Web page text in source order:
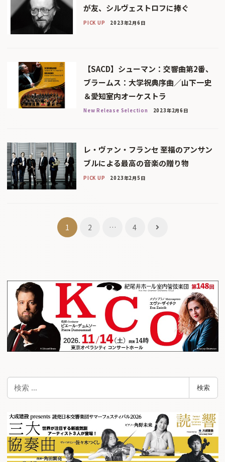
が友、シルヴェストロフに捧ぐ
PICK UP 2023年2月6日
【SACD】シューマン：交響曲第2番、
ブラームス：大学祝典序曲／山下一史
＆愛知室内オーケストラ
New Release Selection 2023年2月6日
レ・ヴァン・フランセ 至福のアンサン
ブルによる最高の音楽の贈り物
PICK UP 2023年2月5日
ゲ
ー
ョ
ン
1 2 … 4
検索